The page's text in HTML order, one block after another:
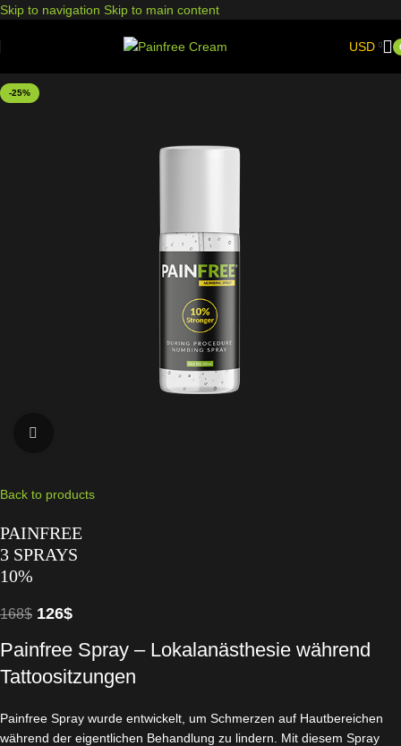
Skip to navigation Skip to main content
USD
-25%
Back to products
PAINFREE
3 SPRAYS
10%
168$ 126$
Painfree Spray – Lokalanästhesie während
Tattoositzungen
Painfree Spray wurde entwickelt, um Schmerzen auf Hautbereichen
während der eigentlichen Behandlung zu lindern. Mit diesem Spray